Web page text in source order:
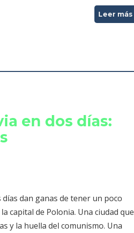
Leer más
en dos días:
dan ganas de tener un poco
capital de Polonia. Una ciudad que
y la huella del comunismo. Una